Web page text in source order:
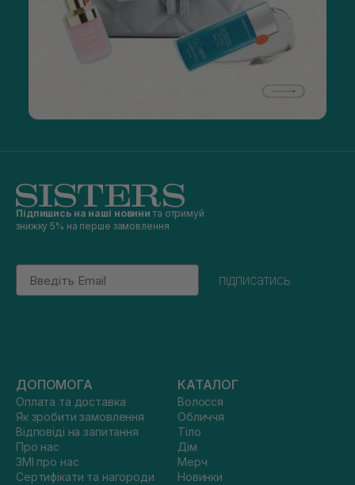
Підпишись на наші новини та отримуй
знижку 5% на перше замовлення
Email
підписатись
ДОПОМОГА
Оплата та доставка
Як зробити замовлення
Відповіді на запитання
Про нас
ЗМІ про нас
Сертифікати та нагороди
КАТАЛОГ
Волосся
Обличчя
Тіло
Дім
Мерч
Новинки